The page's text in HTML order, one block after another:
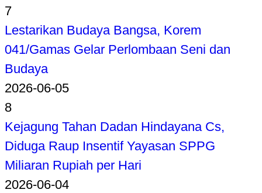
7
Lestarikan Budaya Bangsa, Korem
041/Gamas Gelar Perlombaan Seni dan
Budaya
2026-06-05
8
Kejagung Tahan Dadan Hindayana Cs,
Diduga Raup Insentif Yayasan SPPG
Miliaran Rupiah per Hari
2026-06-04